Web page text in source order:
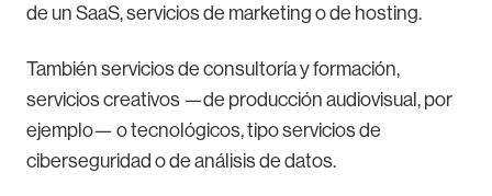
de un SaaS, servicios de marketing o de hosting.
También servicios de consultoría y formación,
servicios creativos —de producción audiovisual, por
ejemplo— o tecnológicos, tipo servicios de
ciberseguridad o de análisis de datos.